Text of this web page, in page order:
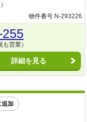
物件番号 N-293226
営業）
詳細を見る
追加